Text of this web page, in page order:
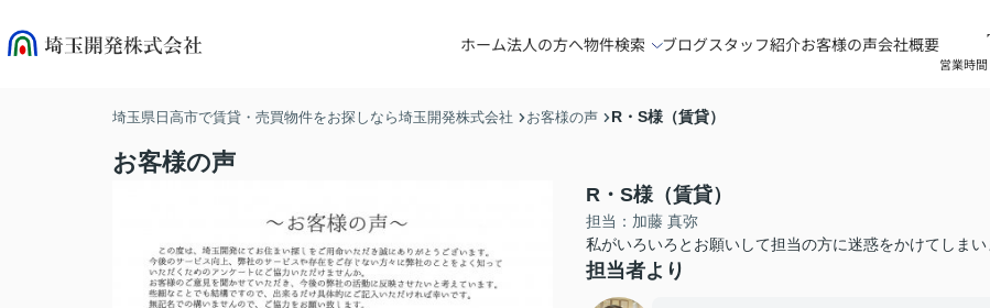
ホーム法人の方へ物件検索 ブログスタッフ紹介お客様の声会社概要
営業時
埼玉県日高市で賃貸・売買物件をお探しなら埼玉開発株式会社 お客様の声 R・S様（賃貸）
お客様の声
R・S様（賃貸）
担当：加藤 真弥
私がいろいろとお願いして担当の方に迷惑をかけてしま
担当者より